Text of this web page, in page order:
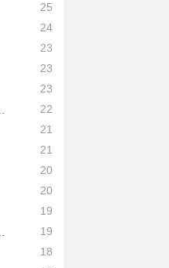
25
24
23
23
23
22
21
21
20
20
19
19
18